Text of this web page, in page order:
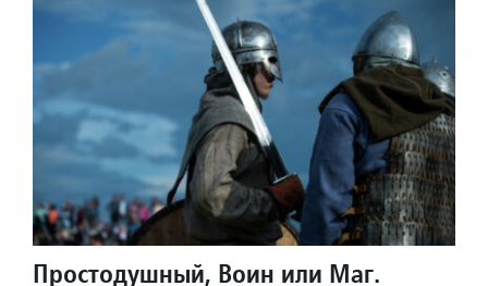
Простодушный, Воин или Маг.